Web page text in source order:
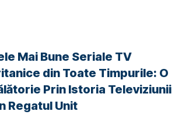
Mai Bune Seriale TV
din Toate Timpurile: O
Prin Istoria Televiziunii
Regatul Unit
– Un ghid
pentru natură
noiembrie 18, 2025 0